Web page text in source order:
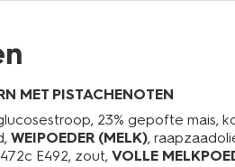
MET PISTACHENOTEN
23% gepofte mais,
WEIPOEDER (MELK),
E492, zout, VOLLE